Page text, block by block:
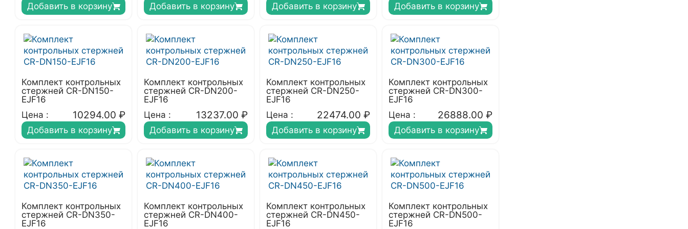
Добавить в корзину Добавить в корзину Добавить в корзину Добавить в корзину
Комплект контрольных
стержней CR-DN150-
EJF16
Цена :
10294.00 ₽
Добавить в корзину
Комплект контрольных
стержней CR-DN200-
EJF16
Цена :
13237.00 ₽
Добавить в корзину
Комплект контрольных
стержней CR-DN250-
EJF16
Цена :
22474.00 ₽
Добавить в корзину
Комплект контрольных
стержней CR-DN300-
EJF16
Цена :
26888.00 ₽
Добавить в корзину
Комплект контрольных
стержней CR-DN350-
EJF16
Комплект контрольных
стержней CR-DN400-
EJF16
Комплект контрольных
стержней CR-DN450-
EJF16
Комплект контрольных
стержней CR-DN500-
EJF16